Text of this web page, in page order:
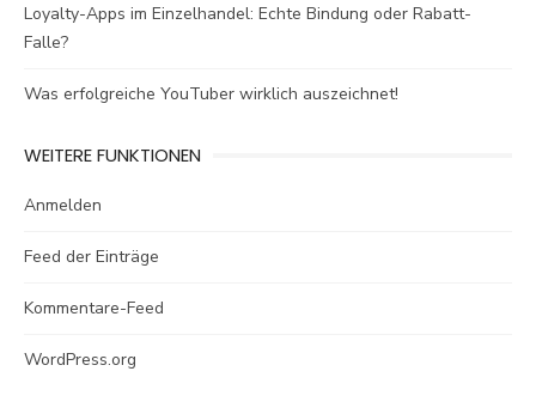
Loyalty-Apps im Einzelhandel: Echte Bindung oder Rabatt-
Falle?
Was erfolgreiche YouTuber wirklich auszeichnet!
WEITERE FUNKTIONEN
Anmelden
Feed der Einträge
Kommentare-Feed
WordPress.org